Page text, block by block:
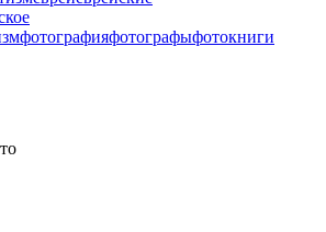
фотографияфотографыфотокниги